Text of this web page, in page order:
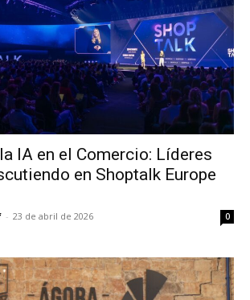
IA en el Comercio: Líderes
en Shoptalk Europe
- 23 de abril de 2026 0